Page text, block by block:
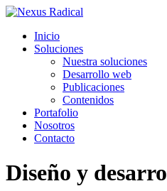
Inicio
Soluciones
Nuestra soluciones
Desarrollo web
Publicaciones
Contenidos
Portafolio
Nosotros
Contacto
Diseño y